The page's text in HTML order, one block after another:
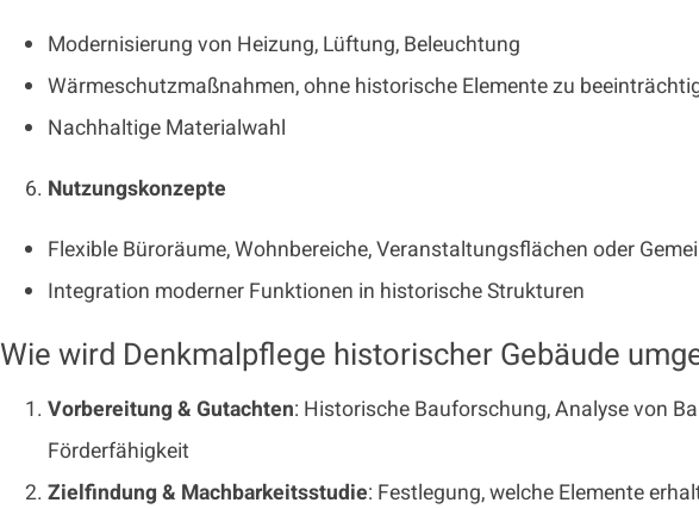
Modernisierung von Heizung, Lüftung, Beleuchtung
Wärmeschutzmaßnahmen, ohne historische Elemente zu
Nachhaltige Materialwahl
Nutzungskonzepte
Flexible Büroräume, Wohnbereiche, Veranstaltungsflächen oder
Integration moderner Funktionen in historische Strukturen
Wie wird Denkmalpflege historischer Gebäude
Vorbereitung & Gutachten: Historische Bauforschung, Analyse von
Förderfähigkeit
Zielfindung & Machbarkeitsstudie: Festlegung, welche Elemente